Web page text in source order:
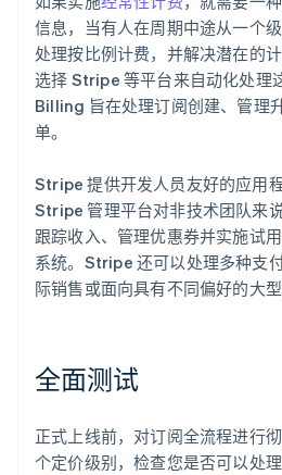
信息，当有人在周期中途从一个
处理按比例计费，并解决潜在的
选择 Stripe 等平台来自动化处理
Billing 旨在处理订阅创建、管理
单。
Stripe 提供开发人员友好的应用
Stripe 管理平台对非技术团队来
跟踪收入、管理优惠券并实施试
系统。Stripe 还可以处理多种支
际销售或面向具有不同偏好的大
全面测试
正式上线前，对订阅全流程进行
个定价级别，检查您是否可以处